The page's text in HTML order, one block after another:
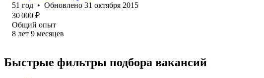
51 год • Обновлено 31 октября 2015
30 000 ₽
Общий опыт
8 лет 9 месяцев
Быстрые фильтры подбора вакансий